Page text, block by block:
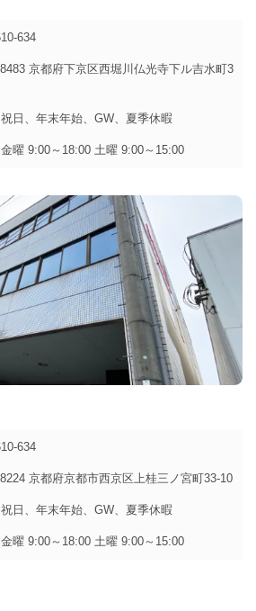
634
京都府下京区西堀川仏光寺下ル吉水町3
祝日、年末年始、GW、夏季休暇
曜 9:00～18:00 土曜 9:00～15:00
634
京都府京都市西京区上桂三ノ宮町33-10
日、年末年始、GW、夏季休暇
金曜 9:00～18:00 土曜 9:00～15:00